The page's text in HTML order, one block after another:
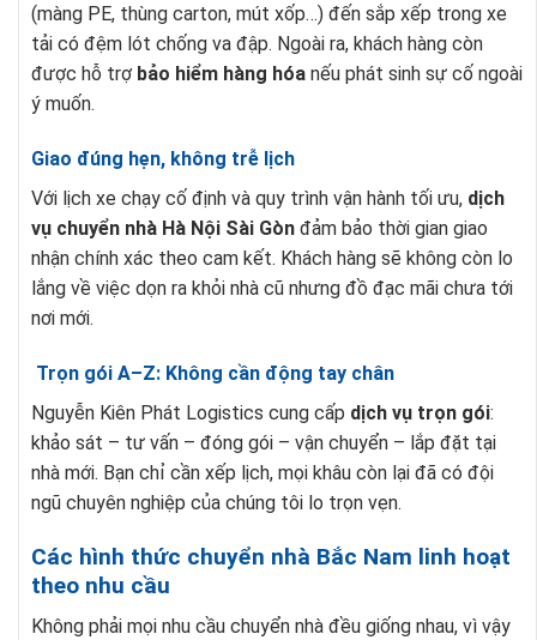
(màng PE, thùng carton, mút xốp…) đến sắp xếp trong xe
tải có đệm lót chống va đập. Ngoài ra, khách hàng còn
được hỗ trợ bảo hiểm hàng hóa nếu phát sinh sự cố ngoài
ý muốn.
Giao đúng hẹn, không trễ lịch
Với lịch xe chạy cố định và quy trình vận hành tối ưu, dịch
vụ chuyển nhà Hà Nội Sài Gòn đảm bảo thời gian giao
nhận chính xác theo cam kết. Khách hàng sẽ không còn lo
lắng về việc dọn ra khỏi nhà cũ nhưng đồ đạc mãi chưa tới
nơi mới.
Trọn gói A–Z: Không cần động tay chân
Nguyễn Kiên Phát Logistics cung cấp dịch vụ trọn gói:
khảo sát – tư vấn – đóng gói – vận chuyển – lắp đặt tại
nhà mới. Bạn chỉ cần xếp lịch, mọi khâu còn lại đã có đội
ngũ chuyên nghiệp của chúng tôi lo trọn vẹn.
Các hình thức chuyển nhà Bắc Nam linh hoạt
theo nhu cầu
Không phải mọi nhu cầu chuyển nhà đều giống nhau, vì vậy